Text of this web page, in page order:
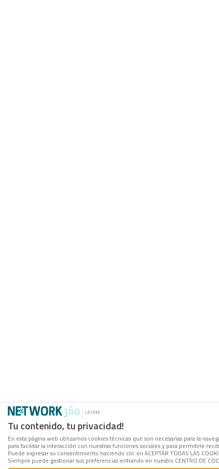
Tu contenido, tu privacidad!
En esta página web utilizamos cookies técnicas que son necesarias para la
para facilitar la interacción con nuestras funciones sociales y para permitirle
Puede expresar su consentimiento haciendo clic en ACEPTAR TODAS LAS
Siempre puede gestionar sus preferencias entrando en nuestro CENTRO DE